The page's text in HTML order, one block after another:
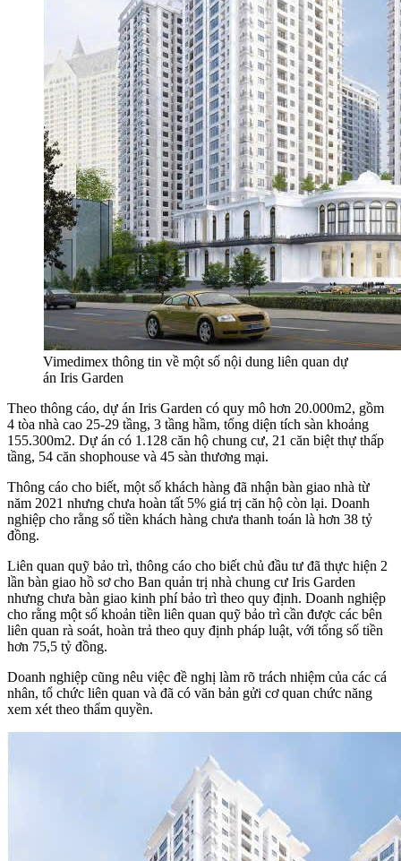
Vimedimex thông tin về một số nội dung liên quan dự
án Iris Garden
Theo thông cáo, dự án Iris Garden có quy mô hơn 20.000m2, gồm
4 tòa nhà cao 25-29 tầng, 3 tầng hầm, tổng diện tích sàn khoảng
155.300m2. Dự án có 1.128 căn hộ chung cư, 21 căn biệt thự thấp
tầng, 54 căn shophouse và 45 sàn thương mại.
Thông cáo cho biết, một số khách hàng đã nhận bàn giao nhà từ
năm 2021 nhưng chưa hoàn tất 5% giá trị căn hộ còn lại. Doanh
nghiệp cho rằng số tiền khách hàng chưa thanh toán là hơn 38 tỷ
đồng.
Liên quan quỹ bảo trì, thông cáo cho biết chủ đầu tư đã thực hiện 2
lần bàn giao hồ sơ cho Ban quản trị nhà chung cư Iris Garden
nhưng chưa bàn giao kinh phí bảo trì theo quy định. Doanh nghiệp
cho rằng một số khoản tiền liên quan quỹ bảo trì cần được các bên
liên quan rà soát, hoàn trả theo quy định pháp luật, với tổng số tiền
hơn 75,5 tỷ đồng.
Doanh nghiệp cũng nêu việc đề nghị làm rõ trách nhiệm của các cá
nhân, tổ chức liên quan và đã có văn bản gửi cơ quan chức năng
xem xét theo thẩm quyền.